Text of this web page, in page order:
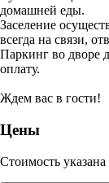
домашней еды.
Заселение
всегда на связи,
Паркинг во дворе
оплату.
Ждем вас в гости!
Цены
Стоимость